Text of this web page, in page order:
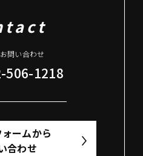
問い合わせ
506-1218
ームから
合わせ